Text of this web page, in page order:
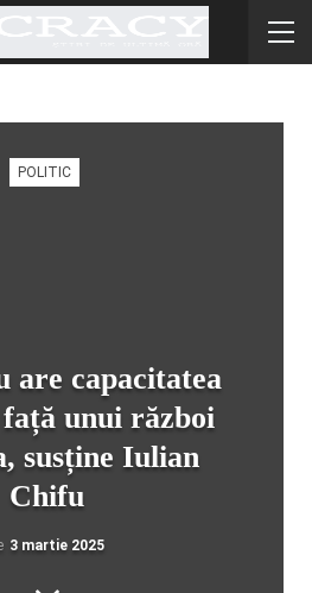
POLITIC
are capacitatea
față unui război
susține Iulian
Chifu
3 martie 2025